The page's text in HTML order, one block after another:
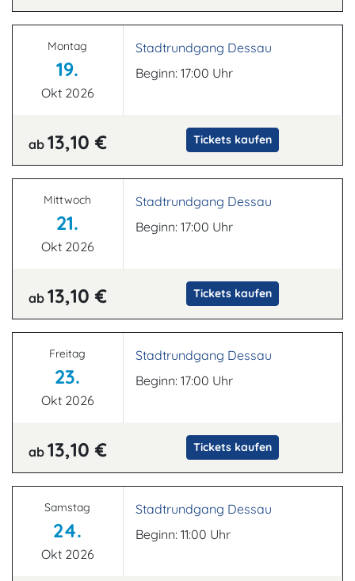
Montag
19.
Okt 2026
Stadtrundgang Dessau
Beginn: 17:00 Uhr
ab 13,10 € Tickets kaufen
Mittwoch
21.
Okt 2026
Stadtrundgang Dessau
Beginn: 17:00 Uhr
ab 13,10 € Tickets kaufen
Freitag
23.
Okt 2026
Stadtrundgang Dessau
Beginn: 17:00 Uhr
ab 13,10 € Tickets kaufen
Samstag
24.
Okt 2026
Stadtrundgang Dessau
Beginn: 11:00 Uhr